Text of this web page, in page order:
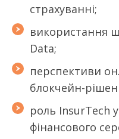
страхуванні;
використання
Data;
перспективи
блокчейн-
роль InsurTech
фінансового